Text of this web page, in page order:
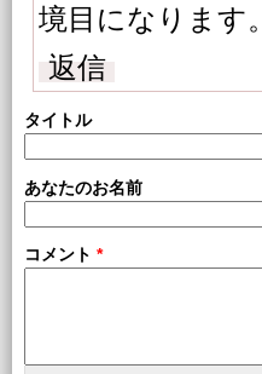
境目になります。
返信
タイトル
あなたのお名前
コメント *